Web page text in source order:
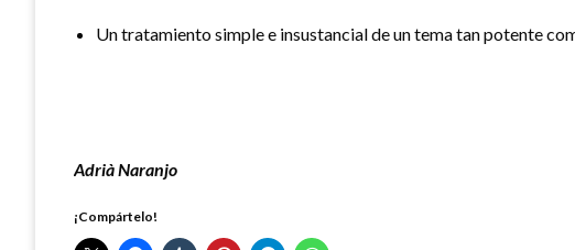
Un tratamiento simple e insustancial de un tema tan potente
Adrià Naranjo
¡Compártelo!